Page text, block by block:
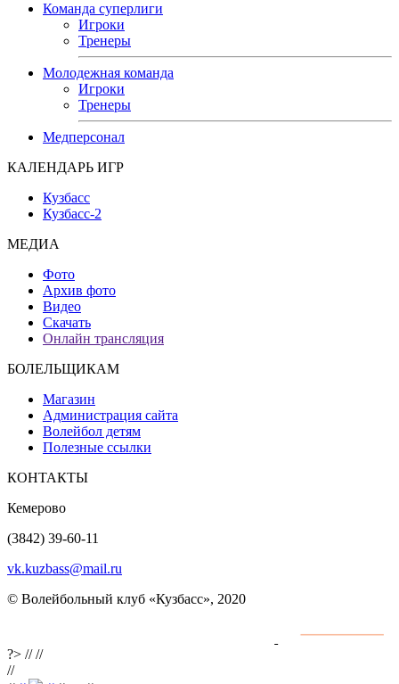
Команда суперлиги
Игроки
Тренеры
Молодежная команда
Игроки
Тренеры
Медперсонал
КАЛЕНДАРЬ ИГР
Кузбасс
Кузбасс-2
МЕДИА
Фото
Архив фото
Видео
Скачать
Онлайн трансляция
БОЛЕЛЬЩИКАМ
Магазин
Администрация сайта
Волейбол детям
Полезные ссылки
КОНТАКТЫ
Кемерово
(3842) 39-60-11
vk.kuzbass@mail.ru
© Волейбольный клуб «Кузбасс», 2020
?> ////
//